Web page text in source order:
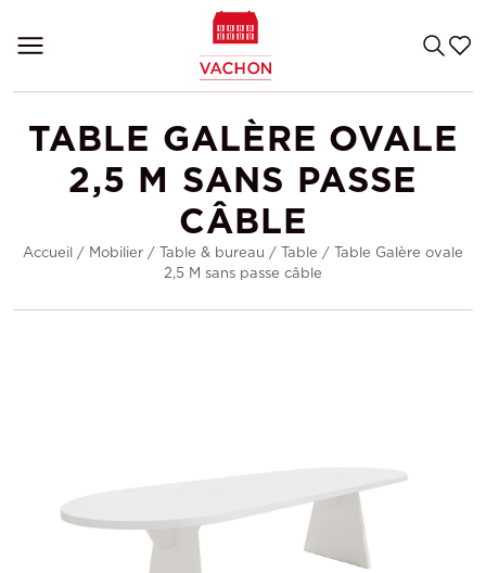
TABLE GALÈRE OVALE
2,5 M SANS PASSE
CÂBLE
Accueil / Mobilier / Table & bureau / Table / Table Galère ovale
2,5 M sans passe câble